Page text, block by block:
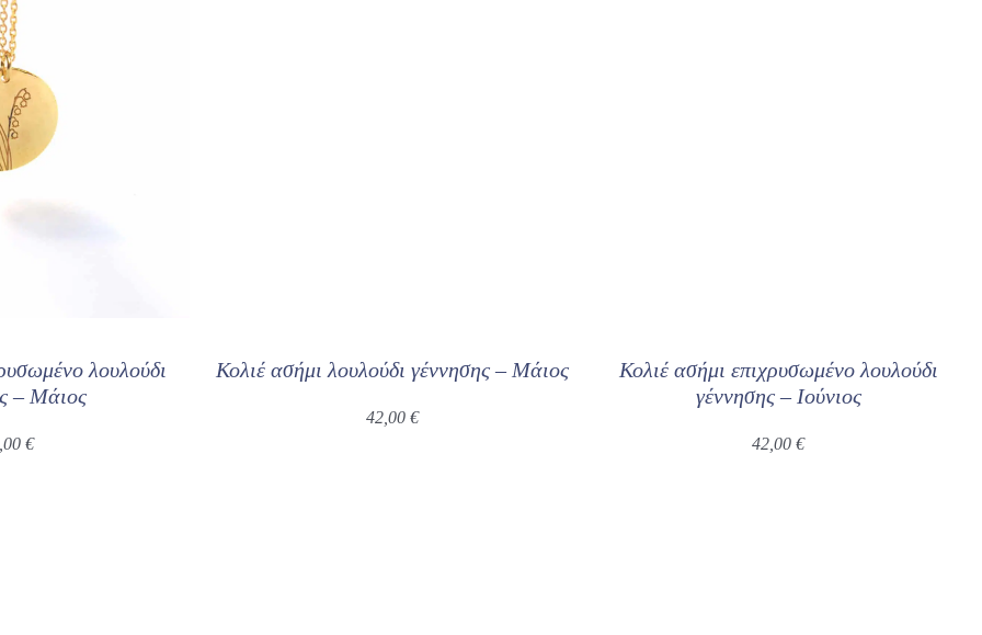
λουλούδι
– Μάιος
€
Κολιέ ασήμι λουλούδι γέννησης – Μάιος
42,00€
Κολιέ ασήμι επιχρυσωμένο λουλούδι
γέννησης – Ιούνιος
42,00€